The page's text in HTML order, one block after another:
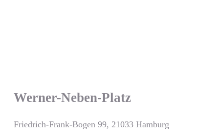
Werner-Neben-Platz
Friedrich-Frank-Bogen 99, 21033 Hamburg